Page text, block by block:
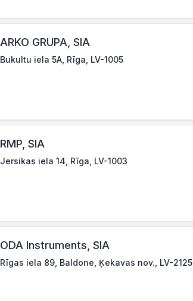
ARKO GRUPA, SIA
Bukultu iela 5A, Rīga, LV-1005
RMP, SIA
Jersikas iela 14, Rīga, LV-1003
ODA Instruments, SIA
Rīgas iela 89, Baldone, Ķekavas nov., LV-2125